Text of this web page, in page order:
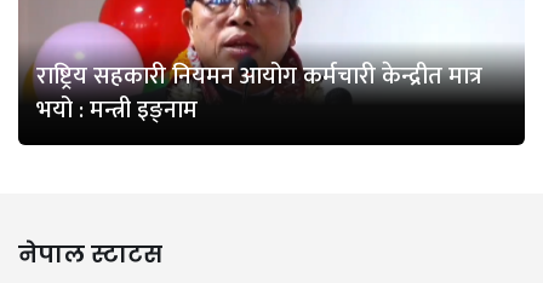
राष्ट्रिय सहकारी नियमन आयोग कर्मचारी केन्द्रीत मात्र
भयो : मन्त्री इङ्नाम
नेपाल स्टाटस